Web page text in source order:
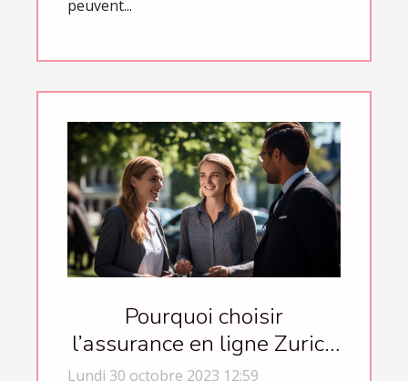
peuvent...
Pourquoi choisir
l’assurance en ligne Zurich
Connect ?
Lundi 30 octobre 2023 12:59